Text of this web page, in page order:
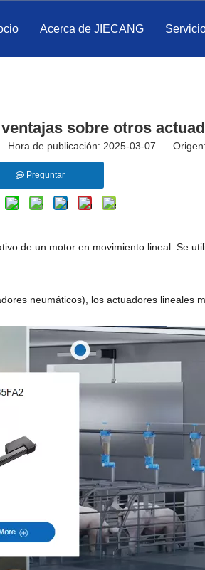
Acerca de JIECANG
sobre otros
de publicación: 2025-03-07 Origen:
Preguntar
de un motor en movimiento lineal. Se
neumáticos), los actuadores lineales